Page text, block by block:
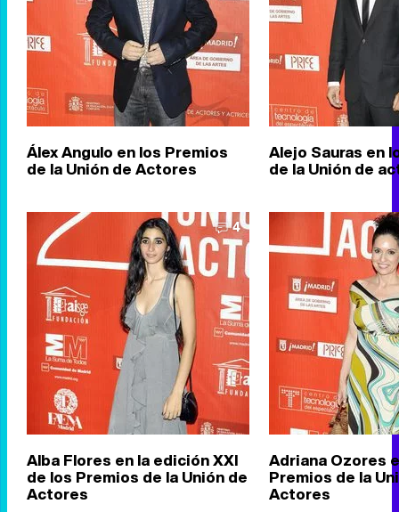
Álex Angulo en los Premios
de la Unión de Actores
Alejo Sauras en
de la Unión de
4
Alba Flores en la edición XXI
de los Premios de la Unión de
Actores
Adriana Ozores
Premios de la
Actores